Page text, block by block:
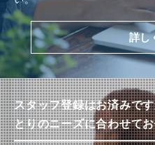
詳し
スタッフ登録はお済みで
とりのニーズに合わせて